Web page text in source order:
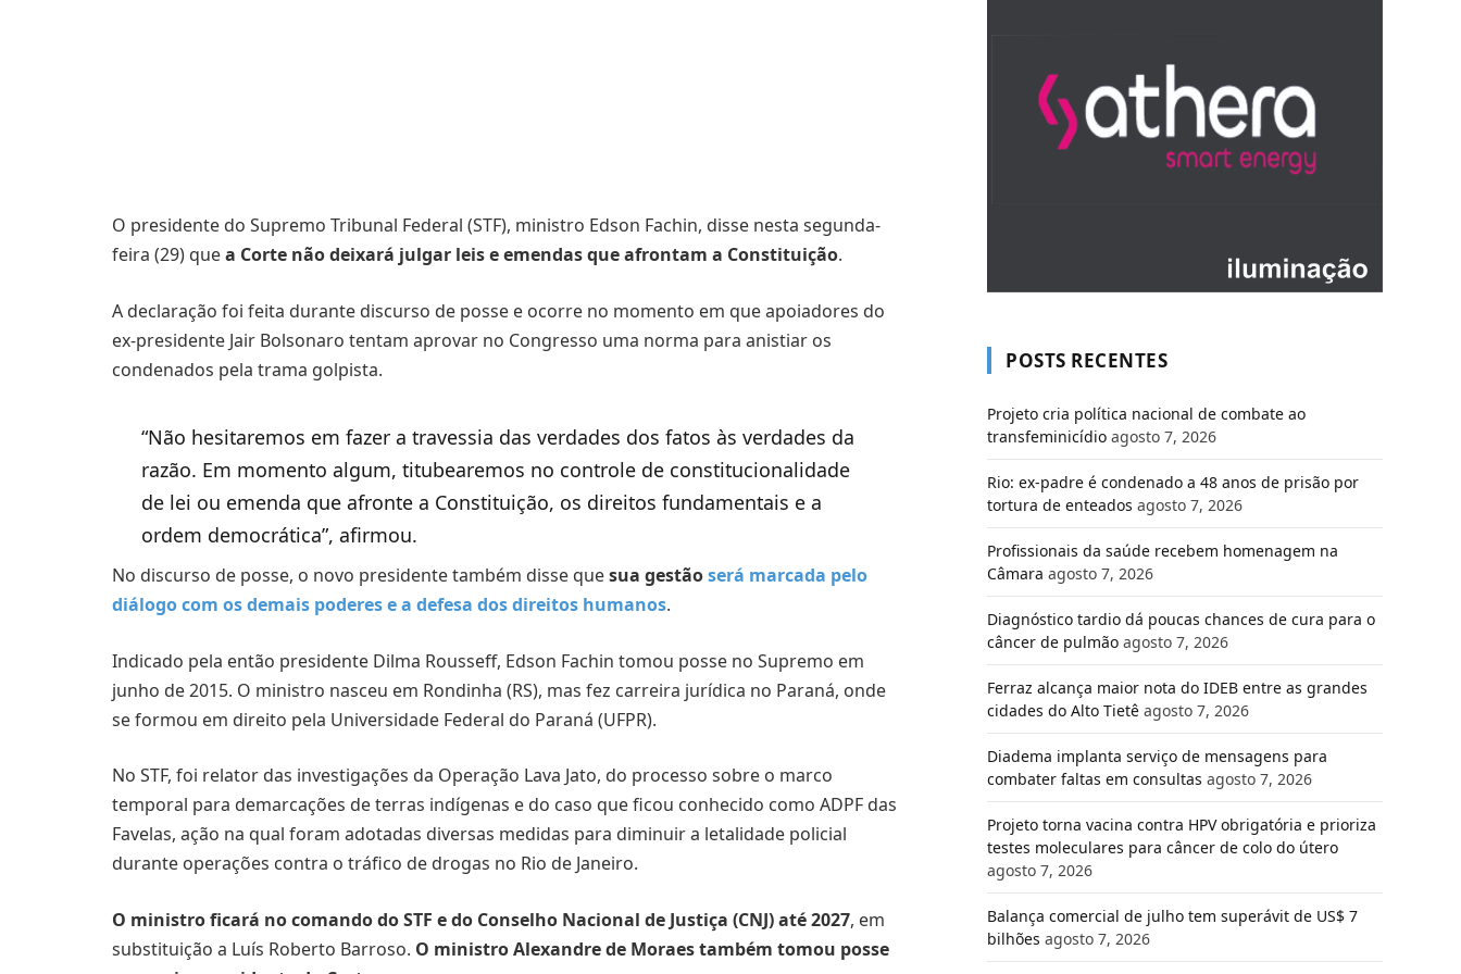
O presidente do Supremo Tribunal Federal (STF), ministro Edson Fachin, disse nesta segunda-
feira (29) quea Corte não deixará julgar leis e emendas que afrontam a Constituição.
A declaração foi feita durante discurso de posse e ocorre no momento em que apoiadores do
ex-presidente Jair Bolsonaro tentam aprovar no Congresso uma norma para anistiar os
condenados pela trama golpista.
“Não hesitaremos em fazer a travessia das verdades dos fatos às verdades da
razão. Em momento algum, titubearemos no controle de constitucionalidade
de lei ou emenda que afronte a Constituição, os direitos fundamentais e a
ordem democrática”, afirmou.
No discurso de posse, o novo presidente também disse quesua gestãoserá marcada pelo
diálogo com os demais poderes e a defesa dos direitos humanos.
Indicado pela então presidente Dilma Rousseff, Edson Fachin tomou posse no Supremo em
junho de 2015. O ministro nasceu em Rondinha (RS), mas fez carreira jurídica no Paraná, onde
se formou em direito pela Universidade Federal do Paraná (UFPR).
No STF, foi relator das investigações da Operação Lava Jato, do processo sobre o marco
temporal para demarcações de terras indígenas e do caso que ficou conhecido como ADPF das
Favelas, ação na qual foram adotadas diversas medidas para diminuir a letalidade policial
durante operações contra o tráfico de drogas no Rio de Janeiro.
O ministro ficará no comando do STF e do Conselho Nacional de Justiça (CNJ) até 2027, em
substituição a Luís Roberto Barroso. O ministro Alexandre de Moraes também tomou posse
POSTS RECENTES
Projeto cria política nacional de combate ao
transfeminicídio agosto 7, 2026
Rio: ex-padre é condenado a 48 anos de prisão por
tortura de enteados agosto 7, 2026
Profissionais da saúde recebem homenagem na
Câmara agosto 7, 2026
Diagnóstico tardio dá poucas chances de cura para o
câncer de pulmão agosto 7, 2026
Ferraz alcança maior nota do IDEB entre as grandes
cidades do Alto Tietê agosto 7, 2026
Diadema implanta serviço de mensagens para
combater faltas em consultas agosto 7, 2026
Projeto torna vacina contra HPV obrigatória e prioriza
testes moleculares para câncer de colo do útero
agosto 7, 2026
Balança comercial de julho tem superávit de US$ 7
bilhões agosto 7, 2026